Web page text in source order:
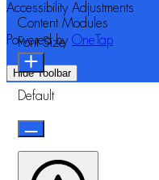
Accessibility Adjustments
Powered by OneTap
Hide Toolbar
Content Modules
Font Size
Default